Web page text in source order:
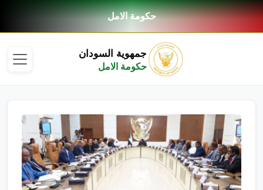
حكومة الامل
جمهوية السودان
حكومة الامل